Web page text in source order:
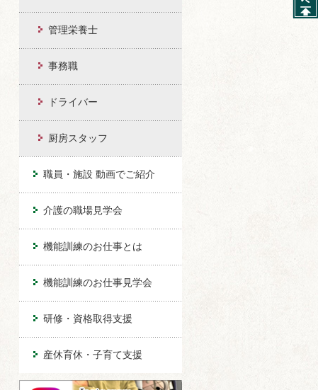
管理栄養士
事務職
ドライバー
厨房スタッフ
職員・施設 動画でご紹介
介護の職場見学会
機能訓練のお仕事とは
機能訓練のお仕事見学会
研修・資格取得支援
産休育休・子育て支援